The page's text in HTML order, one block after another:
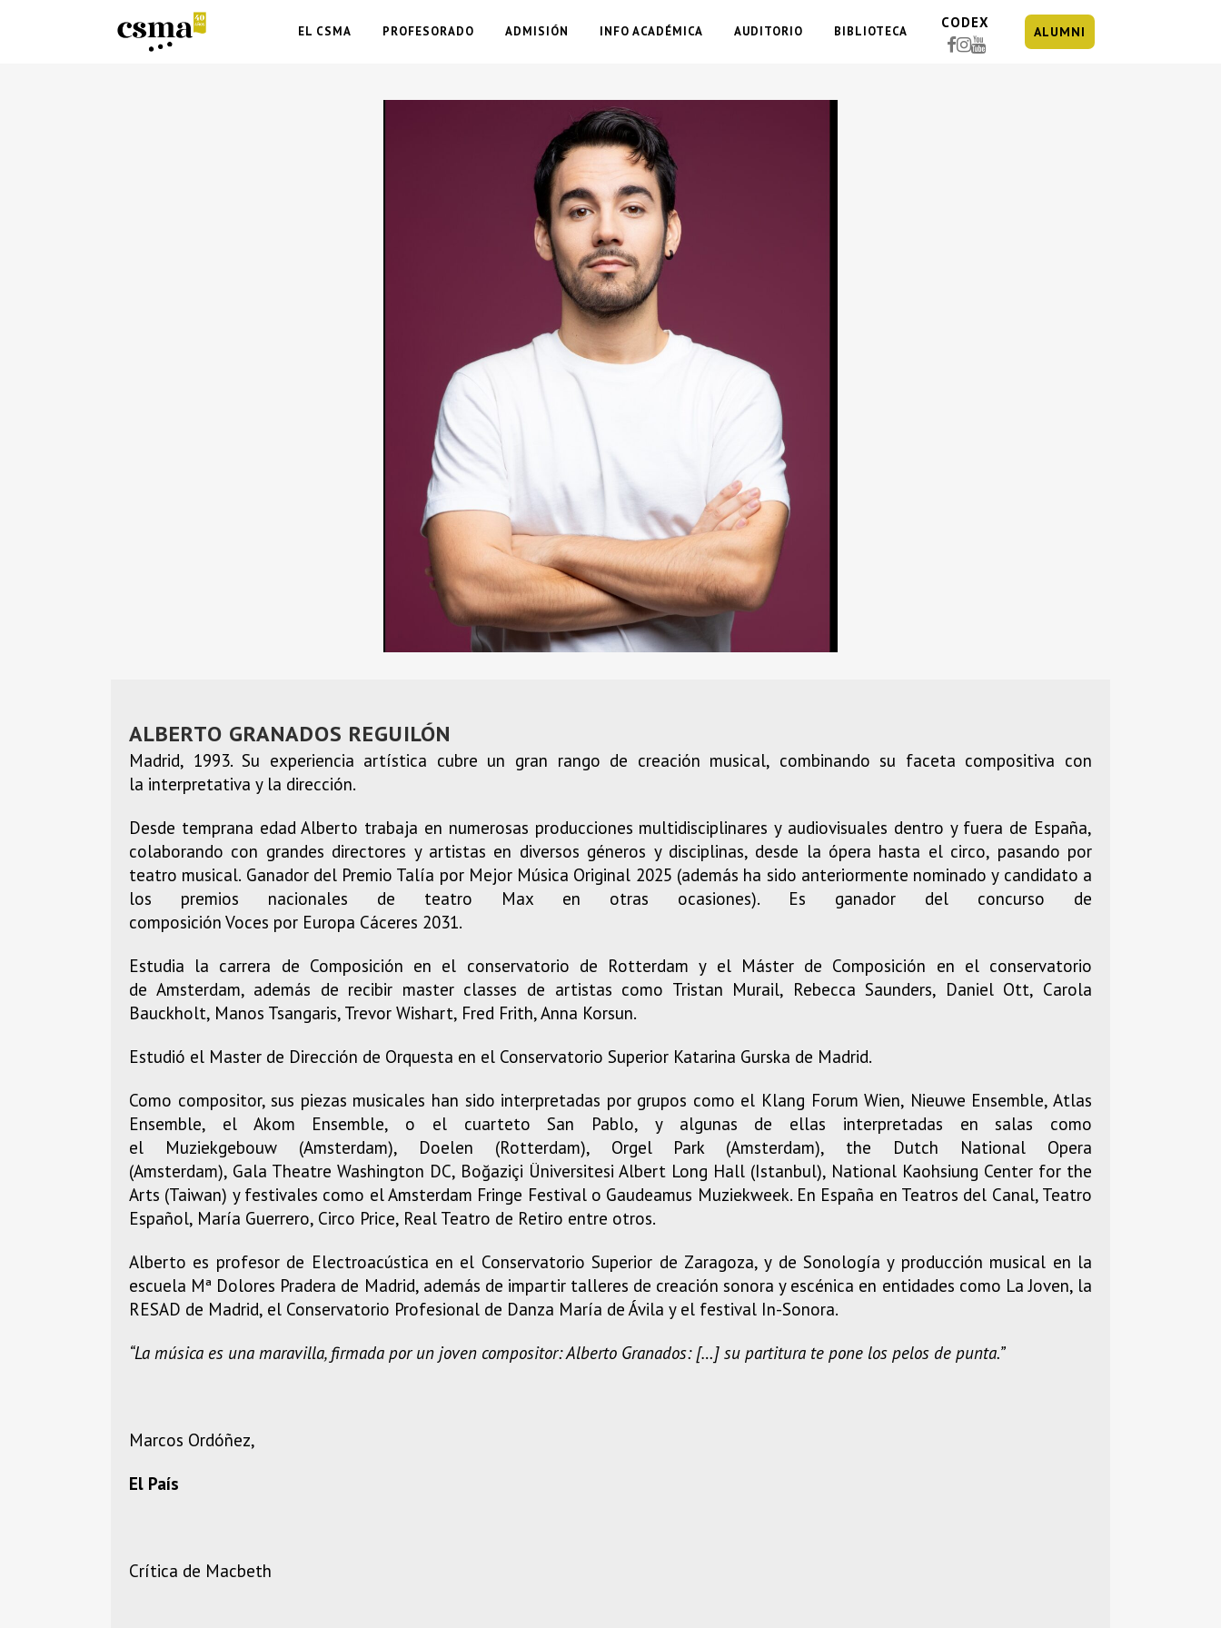
EL CSMA PROFESORADO ADMISIÓN INFO ACADÉMICA AUDITORIO BIBLIOTECA
CODEX
ALUMNI
ALBERTO GRANADOS REGUILÓN
Madrid, 1993. Su experiencia artística cubre un gran rango de creación musical, combinando su faceta compositiva con
la interpretativa y la dirección.
Desde temprana edad Alberto trabaja en numerosas producciones multidisciplinares y audiovisuales dentro y fuera de España,
colaborando con grandes directores y artistas en diversos géneros y disciplinas, desde la ópera hasta el circo, pasando por
teatro musical. Ganador del Premio Talía por Mejor Música Original 2025 (además ha sido anteriormente nominado y candidato a
los premios nacionales de teatro Max en otras ocasiones). Es ganador del concurso de
composición Voces por Europa Cáceres 2031.
Estudia la carrera de Composición en el conservatorio de Rotterdam y el Máster de Composición en el conservatorio
de Amsterdam, además de recibir master classes de artistas como Tristan Murail, Rebecca Saunders, Daniel Ott, Carola
Bauckholt, Manos Tsangaris, Trevor Wishart, Fred Frith, Anna Korsun.
Estudió el Master de Dirección de Orquesta en el Conservatorio Superior Katarina Gurska de Madrid.
Como compositor, sus piezas musicales han sido interpretadas por grupos como el Klang Forum Wien, Nieuwe Ensemble, Atlas
Ensemble, el Akom Ensemble, o el cuarteto San Pablo, y algunas de ellas interpretadas en salas como
el Muziekgebouw (Amsterdam), Doelen (Rotterdam), Orgel Park (Amsterdam), the Dutch National Opera
(Amsterdam), Gala Theatre Washington DC, Boğaziçi Üniversitesi Albert Long Hall (Istanbul), National Kaohsiung Center for the
Arts (Taiwan) y festivales como el Amsterdam Fringe Festival o Gaudeamus Muziekweek. En España en Teatros del Canal, Teatro
Español, María Guerrero, Circo Price, Real Teatro de Retiro entre otros.
Alberto es profesor de Electroacústica en el Conservatorio Superior de Zaragoza, y de Sonología y producción musical en la
escuela Mª Dolores Pradera de Madrid, además de impartir talleres de creación sonora y escénica en entidades como La Joven, la
RESAD de Madrid, el Conservatorio Profesional de Danza María de Ávila y el festival In-Sonora.
“La música es una maravilla, firmada por un joven compositor: Alberto Granados: […] su partitura te pone los pelos de punta.”
Marcos Ordóñez,
El País
Crítica de Macbeth